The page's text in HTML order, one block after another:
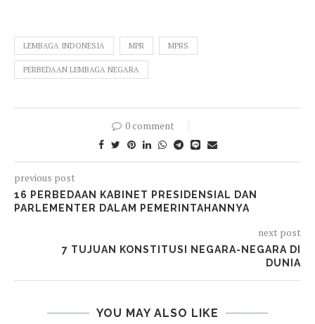
LEMBAGA INDONESIA MPR MPRS
PERBEDAAN LEMBAGA NEGARA
0 comment
previous post
16 PERBEDAAN KABINET PRESIDENSIAL DAN
PARLEMENTER DALAM PEMERINTAHANNYA
next post
7 TUJUAN KONSTITUSI NEGARA-NEGARA DI
DUNIA
YOU MAY ALSO LIKE